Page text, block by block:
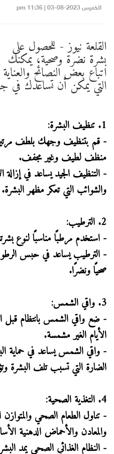
الخميس 2023-08-03 | 11:36 pm
القلعة نيوز - للحصول على
بشرة نضرة وصحية، يمكنك
اتباع بعض النصائح
التي يمكن أن تساعدك
1. تنظيف البشرة:
- قم بتنظيف وجهك بلطف مرتين
منظف لطيف وغير مجفف.
- التنظيف الجيد يساعد في إزالة
والشوائب التي تعكر مظهر البشرة.
2. الترطيب:
- استخدم مرطبًا مناسبًا لنوع
- الترطيب يساعد في حبس
صحيًا ونضرًا.
3. واقي الشمس:
- ضع واقي الشمس بانتظام قبل
الأيام الغير مشمسة.
- واقي الشمس يساعد في حماية
الضارة التي تسبب تلف البشرة
4. التغذية الصحية:
- تناول الطعام الصحي
والمعادن والأحماض الدهنية
- النظام الغذائي الصحي يمد